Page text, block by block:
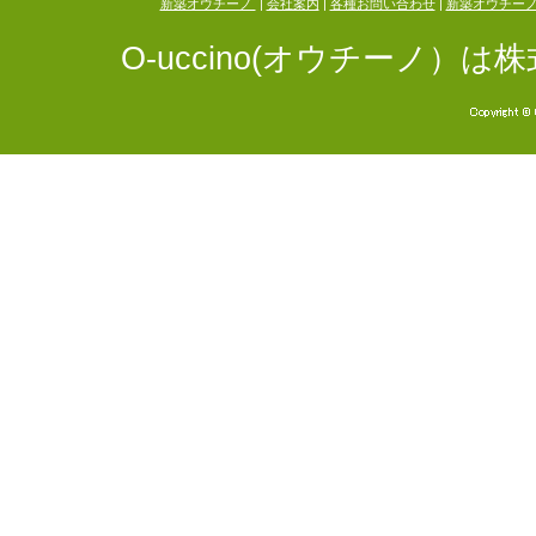
新築オウチーノ 会社案内 各種お問い合わせ| 新築オウチー
O-uccino(オウチーノ）は